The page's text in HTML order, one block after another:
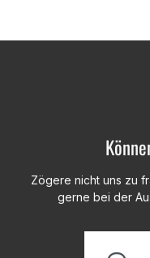
Zögere nicht uns zu
gerne bei der